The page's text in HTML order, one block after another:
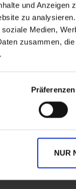
und Anzeigen
zu
Medien,
zusammen,
Präferenzen
NUR
hinaus:
an